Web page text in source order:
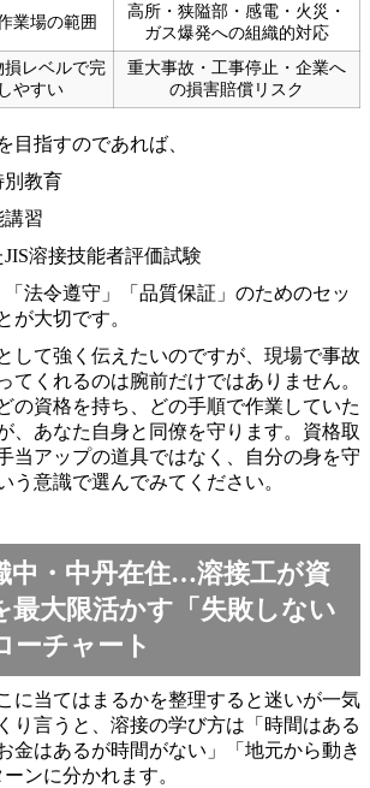
業場の範囲
高所・狭隘部・感電・火災・
ガス爆発への組織的対応
損レベルで完
やすい
重大事故・工事停止・企業へ
の損害賠償リスク
目指すのであれば、
別教育
講習
溶接技能者評価試験
法令遵守」「品質保証」のためのセッ
が大切です。
して強く伝えたいのですが、現場で事故
てくれるのは腕前だけではありません。
の資格を持ち、どの手順で作業していた
、あなた自身と同僚を守ります。資格取
当アップの道具ではなく、自分の身を守
う意識で選んでみてください。
中・中丹在住…溶接工が資
最大限活かす「失敗しない
ーチャート
に当てはまるかを整理すると迷いが一気
り言うと、溶接の学び方は「時間はある
金はあるが時間がない」「地元から動き
ンに分かれます。